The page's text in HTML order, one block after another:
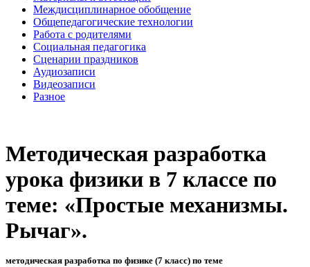
Междисциплинарное обобщение
Общепедагогические технологии
Работа с родителями
Социальная педагогика
Сценарии праздников
Аудиозаписи
Видеозаписи
Разное
Методическая разработка
урока физики в 7 классе по
теме: «Простые механизмы.
Рычаг».
методическая разработка по физике (7 класс) по теме